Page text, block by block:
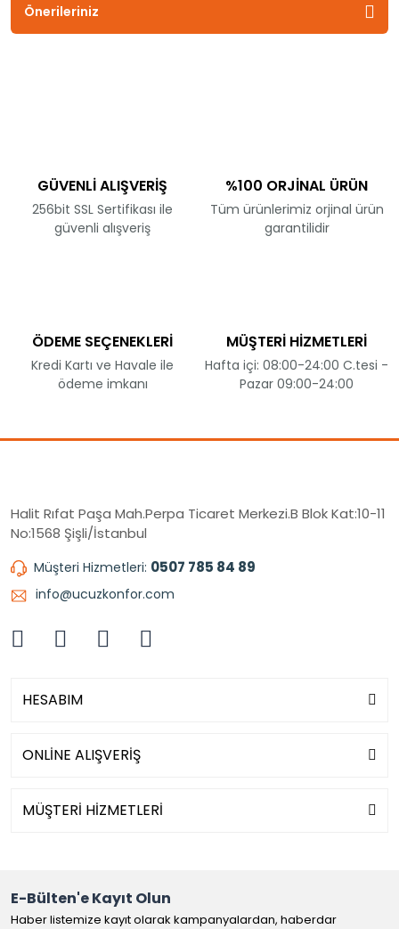
Önerileriniz
GÜVENLİ ALIŞVERİŞ
256bit SSL Sertifikası ile
güvenli alışveriş
%100 ORJİNAL ÜRÜN
Tüm ürünlerimiz orjinal ürün
garantilidir
ÖDEME SEÇENEKLERİ
Kredi Kartı ve Havale ile
ödeme imkanı
MÜŞTERİ HİZMETLERİ
Hafta içi: 08:00-24:00 C.tesi -
Pazar 09:00-24:00
Halit Rıfat Paşa Mah.Perpa Ticaret Merkezi.B Blok Kat:10-11
No:1568 Şişli/İstanbul
Müşteri Hizmetleri: 0507 785 84 89
info@ucuzkonfor.com
HESABIM
ONLİNE ALIŞVERİŞ
MÜŞTERİ HİZMETLERİ
E-Bülten'e Kayıt Olun
Haber listemize kayıt olarak kampanyalardan, haberdar